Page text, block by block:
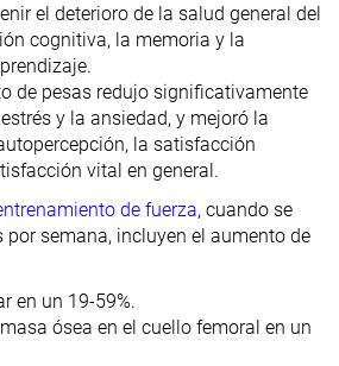
el deterioro de la salud general del
cognitiva, la memoria y la
de pesas redujo significativamente
y la ansiedad, y mejoró la
la satisfacción
vital en general.
de fuerza, cuando se
por semana, incluyen el aumento de
en un 19-59%.
ósea en el cuello femoral en un